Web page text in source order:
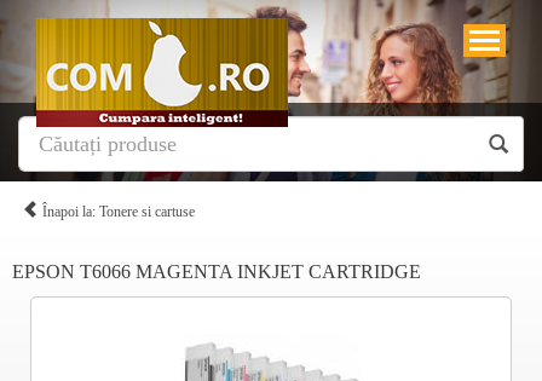
Înapoi la: Tonere si cartuse
EPSON T6066 MAGENTA INKJET CARTRIDGE